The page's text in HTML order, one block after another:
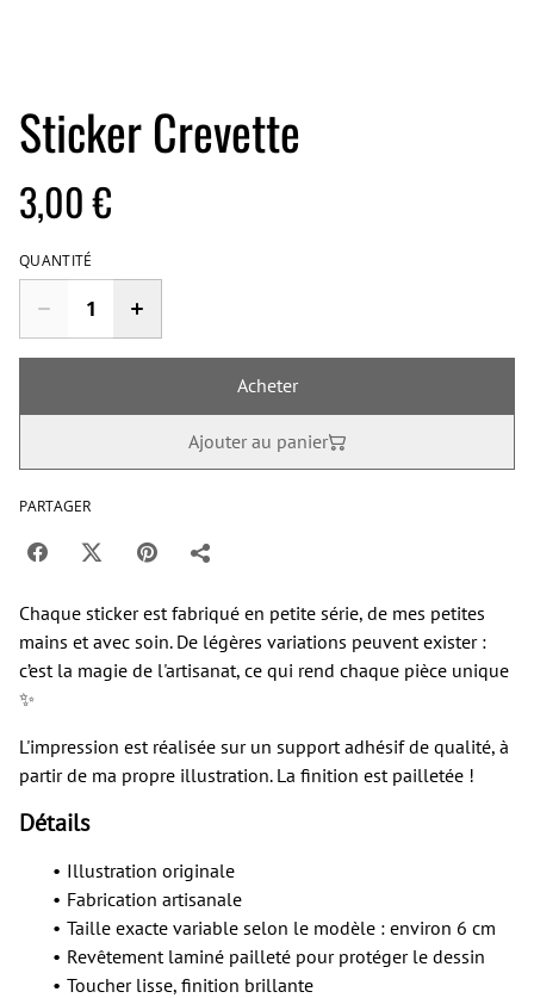
Sticker Crevette
3,00 €
QUANTITÉ
Acheter
Ajouter au panier
PARTAGER
Chaque sticker est fabriqué en petite série, de mes petites
mains et avec soin. De légères variations peuvent exister :
c’est la magie de l'artisanat, ce qui rend chaque pièce unique
✨
L'impression est réalisée sur un support adhésif de qualité, à
partir de ma propre illustration. La finition est pailletée !
Détails
Illustration originale
Fabrication artisanale
Taille exacte variable selon le modèle : environ 6 cm
Revêtement laminé pailleté pour protéger le dessin
Toucher lisse, finition brillante